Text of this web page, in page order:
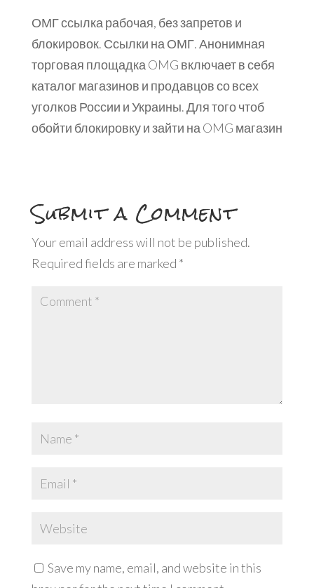
ОМГ ссылка рабочая, без запретов и
блокировок. Ссылки на ОМГ. Анонимная
торговая площадка OMG включает в себя
каталог магазинов и продавцов со всех
уголков России и Украины. Для того чтоб
обойти блокировку и зайти на OMG магазин
Submit a Comment
Your email address will not be published.
Required fields are marked *
Save my name, email, and website in this